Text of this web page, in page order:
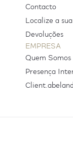
Contacto
Localize a
Devoluções
EMPRESA
Quem Somos
Presença